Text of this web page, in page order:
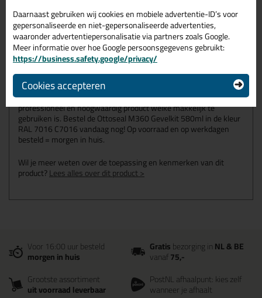
Omschrijving Specificaties Reviews (0)
Ottoseal M360 Gevelkit
580ml in RAL 7016 C7016
Zoek je Ottoseal M360 Gevelkit 580ml in een specifieke kleur?
Gevonden! Deze Ottoseal M360 Gevelkit 580ml in de kleur RAL
7016 C7016 is te gebruiken voor verschillende toepassingen. Een
professioneel en hoogwaardig product welke makkelijk te
gebruiken is. Bestel de Ottoseal M360 Gevelkit 580ml in de kleur
RAL 7016 C7016 vandaag nog! Op voorraad en op werkdagen
besteld = morgen in huis.
Wil je meer weten over de toepassing en kenmerken van dit
product?Lees alles over dit product >
Voor 16:00 uur besteld
morgen in huis
Gratisbezorging inNL & BE
vanaf75,-
Grootste assortiment
uit voorraad leverbaar
PostNL afhaalpunt: kies zelf
wanneer je afhaalt
Daarnaast gebruiken wij cookies en mobiele advertentie-ID’s voor
gepersonaliseerde en niet-gepersonaliseerde advertenties,
waaronder advertentiepersonalisatie via partners zoals Google.
Meer informatie over hoe Google persoonsgegevens gebruikt:
https://business.safety.google/privacy/
Cookies accepteren